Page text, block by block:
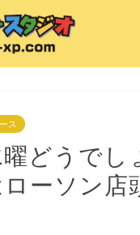
ス
曜どうで
ローソン店